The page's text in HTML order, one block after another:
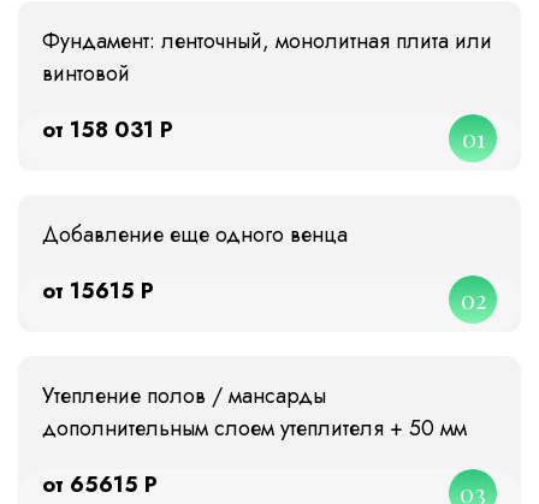
Фундамент: ленточный, монолитная плита или
винтовой
от 158 031 Р
01
Добавление еще одного венца
от 15615 Р
02
Утепление полов / мансарды
дополнительным слоем утеплителя + 50 мм
от 65615 Р
03